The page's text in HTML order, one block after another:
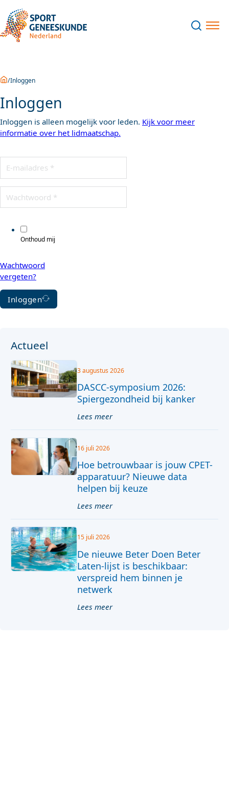
HomeInloggen
Inloggen
Inloggen is alleen mogelijk voor leden. Kijk voor meer
informatie over het lidmaatschap.
Onthoud mij
Wachtwoord
vergeten?
Inloggen
Actueel
DASCC-symposium 2026:
Spiergezondheid bij kanker
3 augustus 2026
Lees meer
Hoe betrouwbaar is jouw CPET-
apparatuur? Nieuwe data
helpen bij keuze
16 juli 2026
Lees meer
De nieuwe Beter Doen Beter
Laten-lijst is beschikbaar:
verspreid hem binnen je
netwerk
15 juli 2026
Lees meer